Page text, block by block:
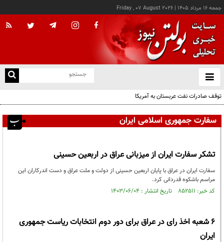
جمعه ۱۶ مرداد ۱۴۰۵ |
Friday , 07 August 2026
باز
و
توقف صادرات نفت عربستان به آمریکا
سفارت جمهوری اسلامی ایران
تشکر سفارت ایران از میزبانی عراق در اربعین حسینی
سفارت ایران در عراق با پایان اربعین حسینی از دولت و ملت عراق و دست اندرکاران این
مراسم باشکوه قدردانی کرد.
کد خبر: ۸۵۲۵۱۱ تاریخ انتشار : ۱۴۰۳/۰۶/۰۴
۶ شعبه اخذ رای در عراق برای دور دوم انتخابات ریاست جمهوری
ایران